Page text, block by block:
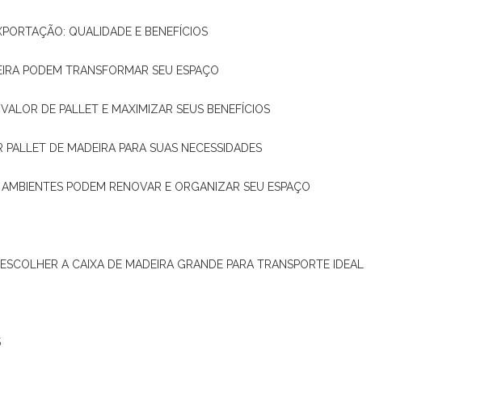
QUALIDADE E BENEFÍCIOS
PODEM TRANSFORMAR SEU ESPAÇO
DE PALLET E MAXIMIZAR SEUS BENEFÍCIOS
PALLET DE MADEIRA PARA SUAS NECESSIDADES
AMBIENTES PODEM RENOVAR E ORGANIZAR SEU ESPAÇO
ESCOLHER A CAIXA DE MADEIRA GRANDE PARA TRANSPORTE IDEAL